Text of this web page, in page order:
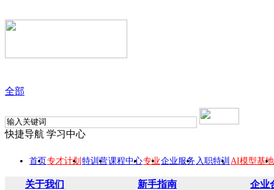
全部
快捷导航 学习中心
首页专才计划 特训营课程中心专业企业服务 入职特训 AI模型基地
关于我们 新手指南
企业